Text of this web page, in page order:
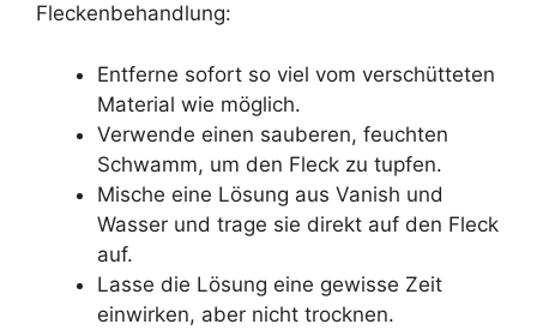
Fleckenbehandlung:
Entferne sofort so viel vom verschütteten
Material wie möglich.
Verwende einen sauberen, feuchten
Schwamm, um den Fleck zu tupfen.
Mische eine Lösung aus Vanish und
Wasser und trage sie direkt auf den Fleck
auf.
Lasse die Lösung eine gewisse Zeit
einwirken, aber nicht trocknen.